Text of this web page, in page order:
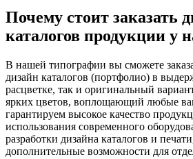
Почему стоит заказать
каталогов продукции у
В нашей типографии вы сможете
дизайн каталогов (портфолио) в
расцветке, так и оригинальный
ярких цветов, воплощающий любые
гарантируем высокое качество
использования современного
разработки дизайна каталогов и
дополнительные возможности для